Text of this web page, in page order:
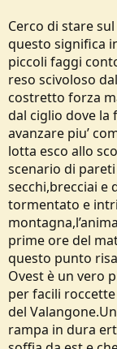
Cerco di stare
questo significa
piccoli faggi
reso scivoloso
costretto forza
dal ciglio dove la
avanzare piu’
lotta esco allo
scenario di
secchi,brecciai e
tormentato e
prime ore del
questo punto
Ovest è un vero
per facili
del
rampa in dura